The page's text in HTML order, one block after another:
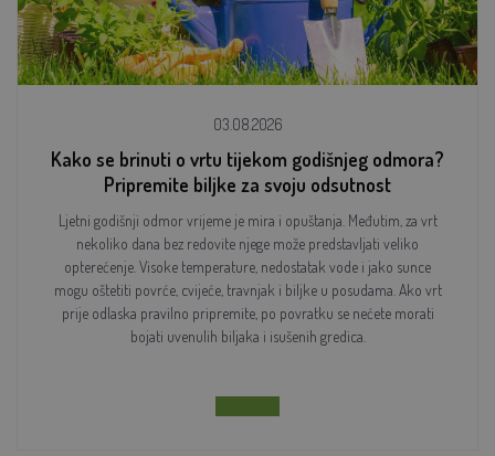
03.08.2026
Kako se brinuti o vrtu tijekom godišnjeg odmora?
Pripremite biljke za svoju odsutnost
Ljetni godišnji odmor vrijeme je mira i opuštanja. Međutim, za vrt
nekoliko dana bez redovite njege može predstavljati veliko
opterećenje. Visoke temperature, nedostatak vode i jako sunce
mogu oštetiti povrće, cvijeće, travnjak i biljke u posudama. Ako vrt
prije odlaska pravilno pripremite, po povratku se nećete morati
bojati uvenulih biljaka i isušenih gredica.